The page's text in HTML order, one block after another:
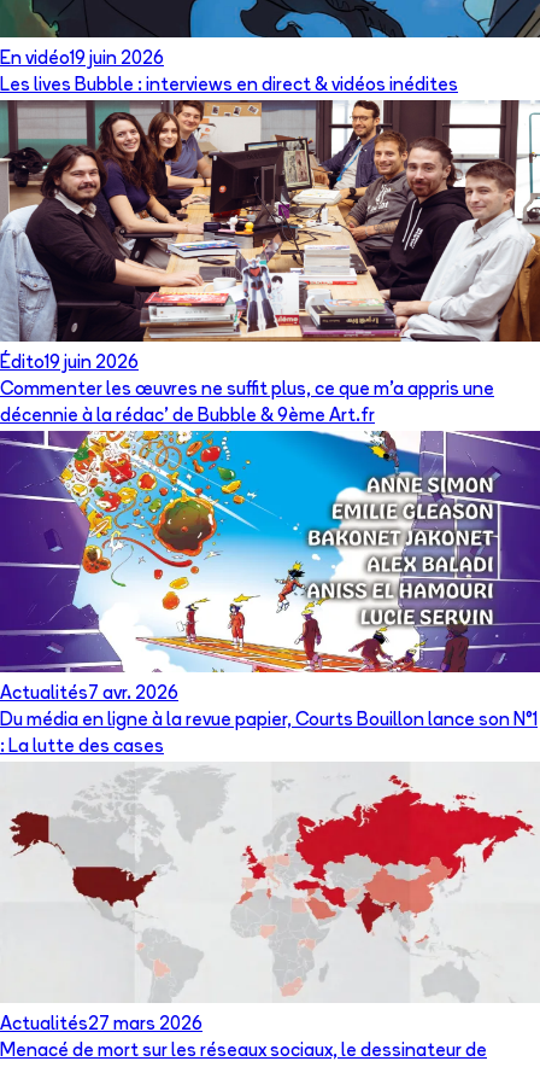
En vidéo19 juin 2026
Les lives Bubble : interviews en direct & vidéos inédites
Édito19 juin 2026
Commenter les œuvres ne suffit plus, ce que m’a appris une
décennie à la rédac’ de Bubble & 9ème Art.fr
Actualités 7 avr. 2026
Du média en ligne à la revue papier, Courts Bouillon lance son N°1
: La lutte des cases
Actualités27 mars 2026
Menacé de mort sur les réseaux sociaux, le dessinateur de